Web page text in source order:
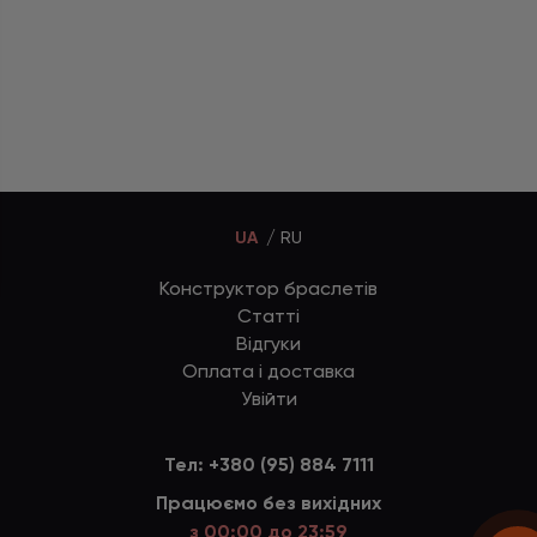
UA RU
Конструктор браслетів
Статті
Відгуки
Оплата і доставка
Увійти
Тел: +380 (95) 884 7111
Працюємо без вихідних
з 00:00 до 23:59